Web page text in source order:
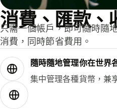
消費、匯款、
只需一個帳戶，即可隨時隨
消費，同時節省費用。
隨時隨地管理你在世界
集中管理各種貨幣，兼